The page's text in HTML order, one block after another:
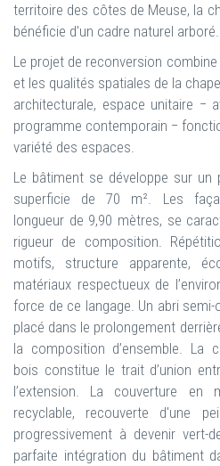
territoire des côtes de Meuse, la
bénéficie d’un cadre naturel arboré.
Le projet de reconversion
et les qualités spatiales de la
architecturale, espace unitaire −
programme contemporain −
variété des espaces.
Le bâtiment se développe sur un
superficie de 70 m². Les
longueur de 9,90 mètres, se
rigueur de composition.
motifs, structure apparente,
matériaux respectueux de
force de ce langage. Un abri
placé dans le prolongement
la composition d’ensemble. La
bois constitue le trait d’union
l’extension. La couverture en
recyclable, recouverte d'une
progressivement à devenir vert-
parfaite intégration du bâtiment